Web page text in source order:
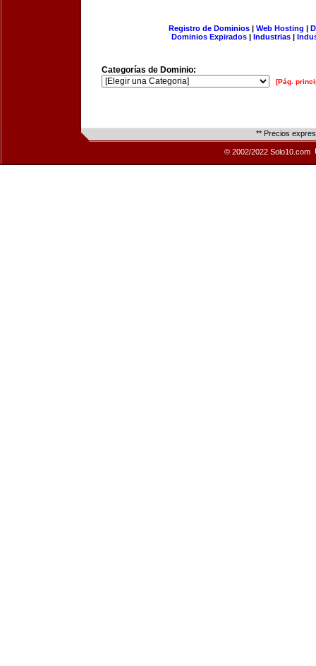
Registro de Dominios| Web Hosting |
Dominios Expirados | Industrias |
Categorías de Dominio:
[Pág.
** Precios
© 2002/2022 Solo10.com